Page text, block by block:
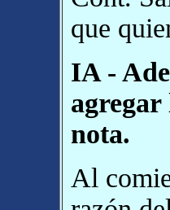
que
IA -
agregar
nota.
Al